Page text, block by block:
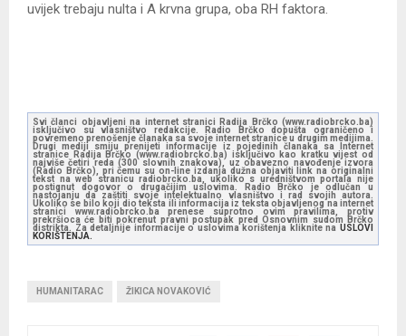
uvijek trebaju nulta i A krvna grupa, oba RH faktora.
Svi članci objavljeni na internet stranici Radija Brčko (www.radiobrcko.ba)
isključivo su vlasništvo redakcije. Radio Brčko dopušta ograničeno i
povremeno prenošenje članaka sa svoje internet stranice u drugim medijima.
Drugi mediji smiju prenijeti informacije iz pojedinih članaka sa Internet
stranice Radija Brčko (www.radiobrcko.ba) isključivo kao kratku vijest od
najviše četiri reda (300 slovnih znakova), uz obavezno navođenje izvora
(Radio Brčko), pri čemu su on-line izdanja dužna objaviti link na originalni
tekst na web stranicu radiobrcko.ba, ukoliko s uredništvom portala nije
postignut dogovor o drugačijim uslovima. Radio Brčko je odlučan u
nastojanju da zaštiti svoje intelektualno vlasništvo i rad svojih autora.
Ukoliko se bilo koji dio teksta ili informacija iz teksta objavljenog na internet
stranici www.radiobrcko.ba prenese suprotno ovim pravilima, protiv
prekršioca će biti pokrenut pravni postupak pred Osnovnim sudom Brčko
distrikta. Za detaljnije informacije o uslovima korištenja kliknite na USLOVI
KORIŠTENJA.
HUMANITARAC ŽIKICA NOVAKOVIĆ